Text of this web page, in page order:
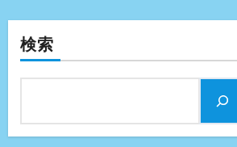
検索